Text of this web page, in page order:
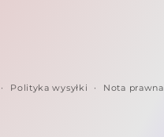
Polityka wysyłki Nota prawna